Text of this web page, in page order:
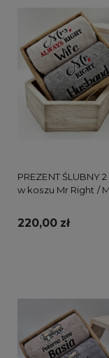
PREZENT ŚLUBNY
w koszu Mr Right /
220,00 zł